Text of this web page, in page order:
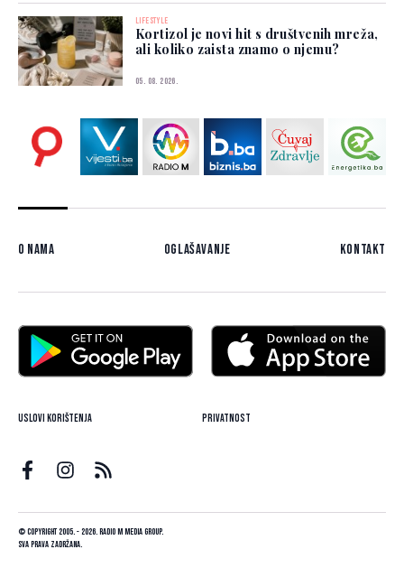
LIFESTYLE
Kortizol je novi hit s društvenih mreža,
ali koliko zaista znamo o njemu?
05. 08. 2026.
O nama Oglašavanje Kontakt
Uslovi korištenja Privatnost
© Copyright 2005. - 2026. Radio M Media Group.
Sva prava zadržana.